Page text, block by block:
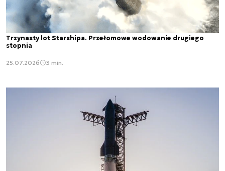
Trzynasty lot Starshipa. Przełomowe wodowanie drugiego
stopnia
25.07.2026 3 min.